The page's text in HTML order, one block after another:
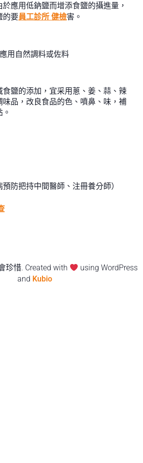
應用低鈉鹽而增添食鹽的攝進量，
的要員工診所 健檢害。
自然調料或佐料
鹽的添加，宜采用蔥、姜、蒜、辣
味品，改良食品的色、噴鼻、味，補
把持中間醫師、注冊養分師）
珍惜. Created with
using WordPress
and Kubio